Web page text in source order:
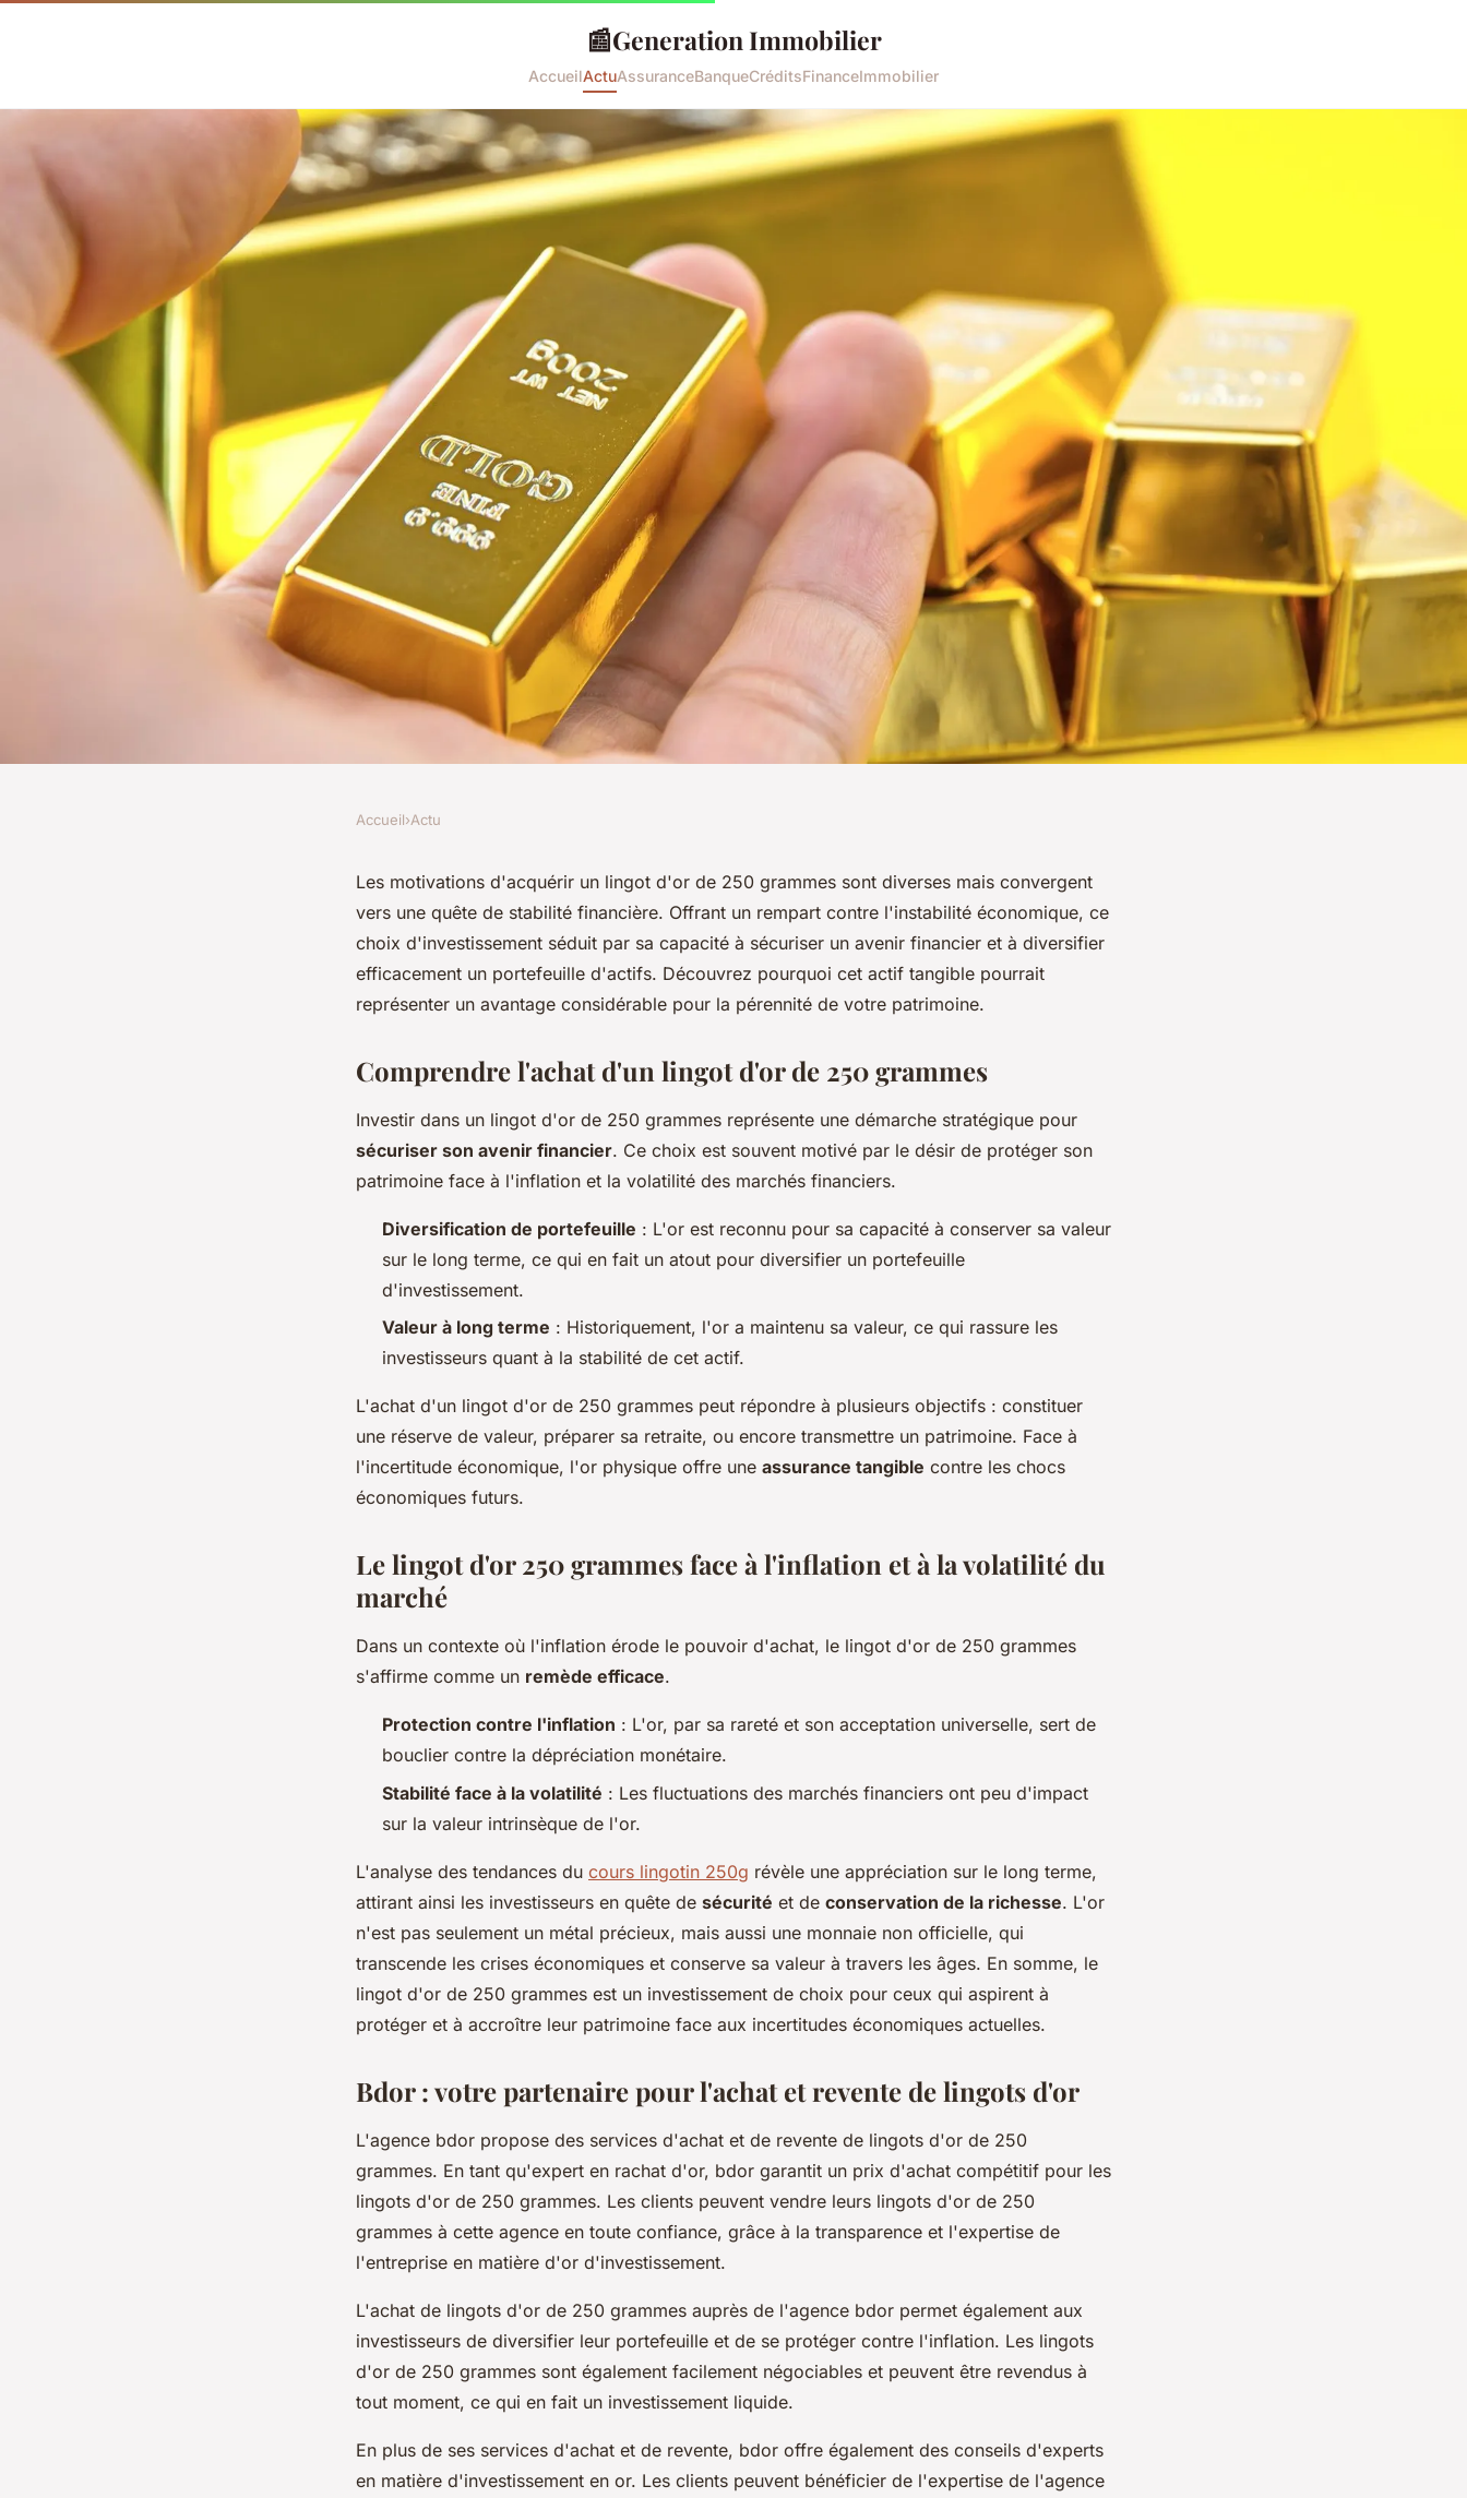
📰Generation Immobilier
AccueilActuAssuranceBanqueCréditsFinanceImmobilier
Lingot d'or 250 grammes : pourquoi
faire un tel achat ?
Accueil›Actu
Les motivations d'acquérir un lingot d'or de 250 grammes sont diverses mais convergent
vers une quête de stabilité financière. Offrant un rempart contre l'instabilité économique, ce
choix d'investissement séduit par sa capacité à sécuriser un avenir financier et à diversifier
efficacement un portefeuille d'actifs. Découvrez pourquoi cet actif tangible pourrait
représenter un avantage considérable pour la pérennité de votre patrimoine.
Comprendre l'achat d'un lingot d'or de 250 grammes
Investir dans un lingot d'or de 250 grammes représente une démarche stratégique pour
sécuriser son avenir financier. Ce choix est souvent motivé par le désir de protéger son
patrimoine face à l'inflation et la volatilité des marchés financiers.
Diversification de portefeuille : L'or est reconnu pour sa capacité à conserver sa valeur
sur le long terme, ce qui en fait un atout pour diversifier un portefeuille
d'investissement.
Valeur à long terme : Historiquement, l'or a maintenu sa valeur, ce qui rassure les
investisseurs quant à la stabilité de cet actif.
L'achat d'un lingot d'or de 250 grammes peut répondre à plusieurs objectifs : constituer
une réserve de valeur, préparer sa retraite, ou encore transmettre un patrimoine. Face à
l'incertitude économique, l'or physique offre une assurance tangible contre les chocs
économiques futurs.
Le lingot d'or 250 grammes face à l'inflation et à la volatilité du
marché
Dans un contexte où l'inflation érode le pouvoir d'achat, le lingot d'or de 250 grammes
s'affirme comme un remède efficace.
Protection contre l'inflation : L'or, par sa rareté et son acceptation universelle, sert de
bouclier contre la dépréciation monétaire.
Stabilité face à la volatilité : Les fluctuations des marchés financiers ont peu d'impact
sur la valeur intrinsèque de l'or.
L'analyse des tendances du cours lingotin 250g révèle une appréciation sur le long terme,
attirant ainsi les investisseurs en quête de sécurité et de conservation de la richesse. L'or
n'est pas seulement un métal précieux, mais aussi une monnaie non officielle, qui
transcende les crises économiques et conserve sa valeur à travers les âges. En somme, le
lingot d'or de 250 grammes est un investissement de choix pour ceux qui aspirent à
protéger et à accroître leur patrimoine face aux incertitudes économiques actuelles.
Bdor : votre partenaire pour l'achat et revente de lingots d'or
L'agence bdor propose des services d'achat et de revente de lingots d'or de 250
grammes. En tant qu'expert en rachat d'or, bdor garantit un prix d'achat compétitif pour les
lingots d'or de 250 grammes. Les clients peuvent vendre leurs lingots d'or de 250
grammes à cette agence en toute confiance, grâce à la transparence et l'expertise de
l'entreprise en matière d'or d'investissement.
L'achat de lingots d'or de 250 grammes auprès de l'agence bdor permet également aux
investisseurs de diversifier leur portefeuille et de se protéger contre l'inflation. Les lingots
d'or de 250 grammes sont également facilement négociables et peuvent être revendus à
tout moment, ce qui en fait un investissement liquide.
En plus de ses services d'achat et de revente, bdor offre également des conseils d'experts
en matière d'investissement en or. Les clients peuvent bénéficier de l'expertise de l'agence